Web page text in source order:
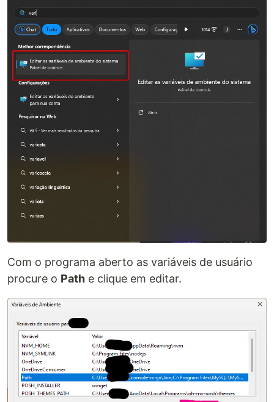
Com o programa aberto as variáveis de usuário
procure o Path e clique em editar.